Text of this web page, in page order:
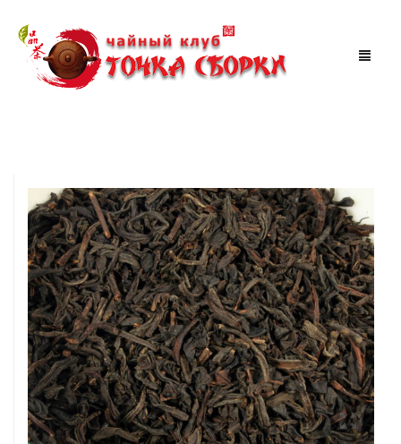
АКЦИИ
СКИДКИ
МЕРОПРИЯТИЯ
ТУРЫ ПО КИТАЮ
КОРЗИНА